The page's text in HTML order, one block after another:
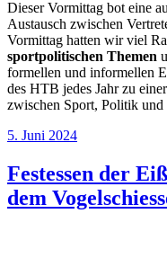
Dieser Vormittag bot eine
Austausch zwischen
Vormittag hatten wir viel
sportpolitischen Themen
formellen und informellen
des HTB jedes Jahr zu
zwischen Sport, Politik
Veröffentlicht
5. Juni 2024
Festessen der
dem